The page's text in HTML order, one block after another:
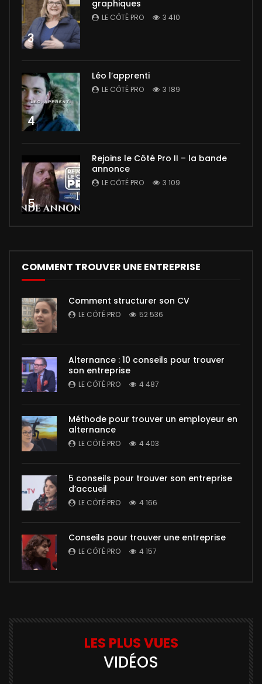
3
graphiques
LE CÔTÉ PRO 3 410
4
Léo l’apprenti
LE CÔTÉ PRO 3 189
5
Rejoins le Côté Pro II – la bande
annonce
LE CÔTÉ PRO 3 109
COMMENT TROUVER UNE ENTREPRISE
Comment structurer son CV
LE CÔTÉ PRO 52 536
Alternance : 10 conseils pour trouver
son entreprise
LE CÔTÉ PRO 4 487
Méthode pour trouver un employeur en
alternance
LE CÔTÉ PRO 4 403
5 conseils pour trouver son entreprise
d’accueil
LE CÔTÉ PRO 4 166
Conseils pour trouver une entreprise
LE CÔTÉ PRO 4 157
LES PLUS VUES
VIDÉOS